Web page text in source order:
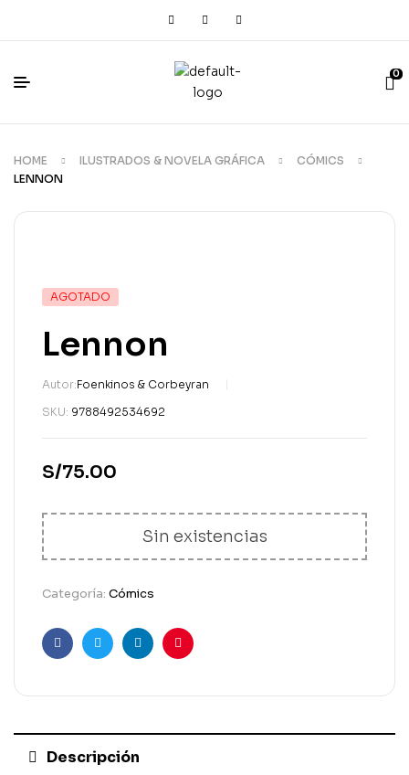
0
HOME ILUSTRADOS & NOVELA GRÁFICA
CÓMICS
LENNON
AGOTADO
Lennon
Autor:Foenkinos & Corbeyran
SKU: 9788492534692
S/75.00
Sin existencias
Categoría: Cómics
FacebookGorjeoLinkedInPinterest
Descripción